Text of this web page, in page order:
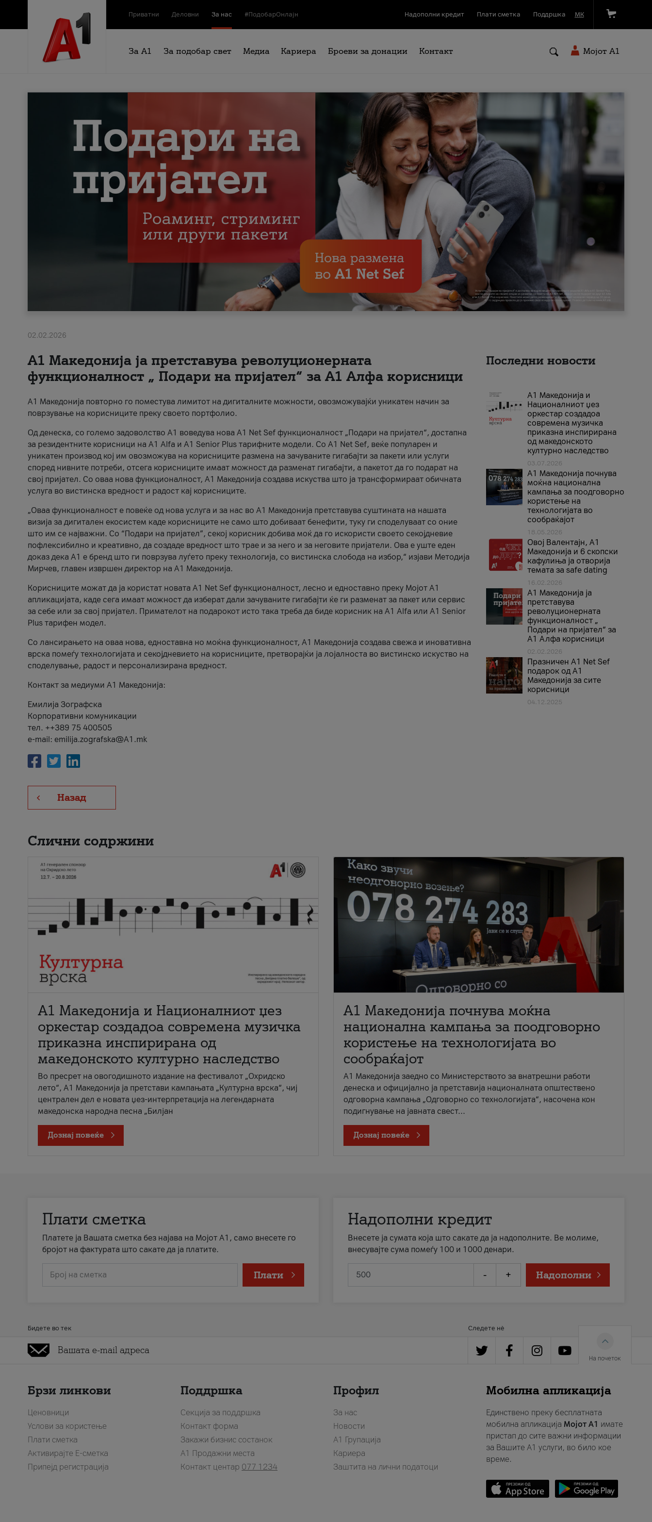
Приватни Деловни За нас #ПодобарОнлајн Надополни кредит Плати сметка Поддршка МК
За А1 За подобар свет Медиа Кариера Броеви за донации Контакт Мојот A1
02.02.2026
А1 Македонија ја претставува револуционерната
функционалност „ Подари на пријател“ за А1 Алфа корисници
А1 Македонија повторно го поместува лимитот на дигиталните можности, овозможувајќи уникатен начин за
поврзување на корисниците преку своето портфолио.
Од денеска, со големо задоволство А1 воведува нова A1 Net Sef функционалност „Подари на пријател“, достапна
за резидентните корисници на А1 Alfa и A1 Senior Plus тарифните модели. Со A1 Net Sef, веќе популарен и
уникатен производ кој им овозможува на корисниците размена на зачуваните гигабајти за пакети или услуги
според нивните потреби, отсега корисниците имаат можност да разменат гигабајти, а пакетот да го подарат на
свој пријател. Со оваа нова функционалност, А1 Македонија создава искуства што ја трансформираат обичната
услуга во вистинска вредност и радост кај корисниците.
„Оваа функционалност е повеќе од нова услуга и за нас во А1 Македонија претставува суштината на нашата
визија за дигитален екосистем каде корисниците не само што добиваат бенефити, туку ги споделуваат со оние
што им се најважни. Со “Подари на пријател”, секој корисник добива моќ да го искористи своето секојдневие
пофлексибилно и креативно, да создаде вредност што трае и за него и за неговите пријатели. Ова е уште еден
доказ дека А1 е бренд што ги поврзува луѓето преку технологија, со вистинска слобода на избор,“ изјави Методија
Мирчев, главен извршен директор на А1 Македонија.
Корисниците можат да ја користат новата А1 Net Sef функционалност, лесно и едноставно преку Мојот А1
апликацијата, каде сега имаат можност да изберат дали зачуваните гигабајти ќе ги разменат за пакет или сервис
за себе или за свој пријател. Примателот на подарокот исто така треба да биде корисник на А1 Alfa или A1 Senior
Plus тарифен модел.
Со лансирањето на оваа нова, едноставна но моќна функционалност, А1 Македонија создава свежа и иновативна
врска помеѓу технологијата и секојдневието на корисниците, претворајќи ја лојалноста во вистинско искуство на
споделување, радост и персонализирана вредност.
Контакт за медиуми А1 Македонија:
Емилија Зографска
Корпоративни комуникации
тел. ++389 75 400505
e-mail: emilija.zografska@A1.mk
Назад
Последни новости
А1 Македонија и
Националниот џез
оркестар создадоа
современа музичка
приказна инспирирана
од македонското
културно наследство
03.07.2026
A1 Македонија почнува
моќна национална
кампања за поодговорно
користење на
технологијата во
сообраќајот
18.05.2026
Овој Валентајн, A1
Македонија и 6 скопски
кафулиња ја отворија
темата за safe dating
16.02.2026
А1 Македонија ја
претставува
револуционерната
функционалност „
Подари на пријател“ за
А1 Алфа корисници
02.02.2026
Празничен A1 Net Sеf
подарок од А1
Македонија за сите
корисници
04.12.2025
Слични содржини
А1 Македонија и Националниот џез
оркестар создадоа современа музичка
приказна инспирирана од
македонското културно наследство
Во пресрет на овогодишното издание на фестивалот „Охридско
лето“, А1 Македонија ја претстави кампањата „Културна врска“, чиј
централен дел е новата џез-интерпретација на легендарната
македонска народна песна „Билјан
Дознај повеќе
A1 Македонија почнува моќна
национална кампања за поодговорно
користење на технологијата во
сообраќајот
A1 Македонија заедно со Министерството за внатрешни работи
денеска и официјално ја претставија националната општествено
одговорна кампања „Одговорно со технологијата“, насочена кон
подигнување на јавната свест...
Дознај повеќе
Плати сметка
Платете ја Вашата сметка без најава на Мојот А1, само внесете го
бројот на фактурата што сакате да ја платите.
Број на сметка Плати
Надополни кредит
Внесете ја сумата која што сакате да ја надополните. Ве молиме,
внесувајте сума помеѓу 100 и 1000 денари.
- + Надополни
Бидете во тек Следете нè
На почеток
Брзи линкови
Ценовници
Услови за користење
Плати сметка
Активирајте Е-сметка
Припејд регистрација
Поддршка
Секција за поддршка
Контакт форма
Закажи бизнис состанок
A1 Продажни места
Контакт центар 077 1234
Профил
За нас
Новости
А1 Групација
Кариера
Заштита на лични податоци
Мобилна апликација
Единствено преку бесплатната
мобилна апликација Мојот A1 имате
пристап до сите важни информации
за Вашите A1 услуги, во било кое
време.